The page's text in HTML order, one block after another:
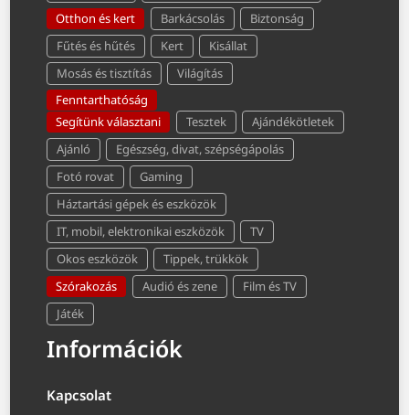
Otthon és kert
Barkácsolás
Biztonság
Fűtés és hűtés
Kert
Kisállat
Mosás és tisztítás
Világítás
Fenntarthatóság
Segítünk választani
Tesztek
Ajándékötletek
Ajánló
Egészség, divat, szépségápolás
Fotó rovat
Gaming
Háztartási gépek és eszközök
IT, mobil, elektronikai eszközök
TV
Okos eszközök
Tippek, trükkök
Szórakozás
Audió és zene
Film és TV
Játék
Információk
Kapcsolat